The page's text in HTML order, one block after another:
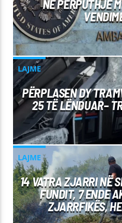
NË PËRPUTHJE
LAJME
PËRPLASEN DY
25 TË LËNDUAR–
LAJME
14 VATRA ZJARRI NË
FUNDIT, 7 ENDE
ZJARRFIKËS,